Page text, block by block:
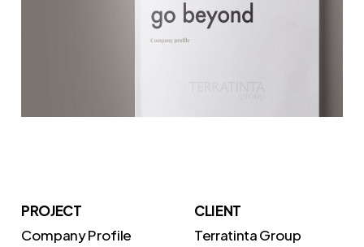
PROJECT
Company Profile
CLIENT
Terratinta Group